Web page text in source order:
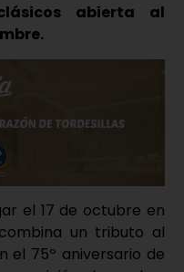
abierta al
el 17 de octubre en
un tributo al
el 75º aniversario de